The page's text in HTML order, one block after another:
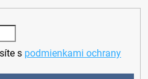
s podmienkami ochrany